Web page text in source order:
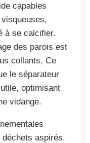
capables
à se calcifier.
des parois est
collants. Ce
le séparateur
optimisant
vidange.
aspirés.